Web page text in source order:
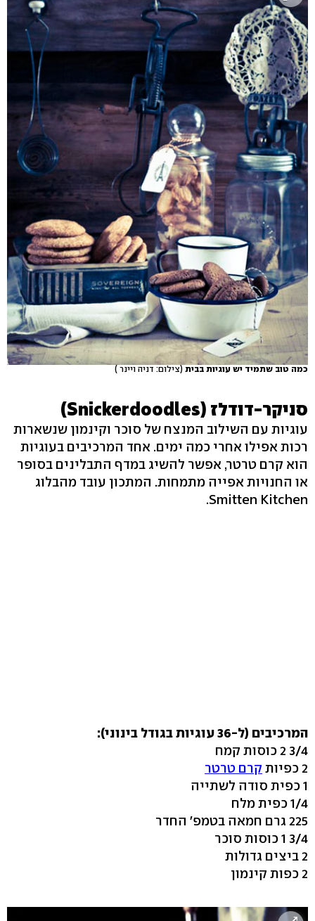
כמה טוב שתמיד יש עוגיות בבית (צילום: דניה ויינר )
סניקר-דודלז (Snickerdoodles)
עוגיות עם השילוב המנצח של סוכר וקינמון שנשארות
רכות אפילו אחרי כמה ימים. אחד המרכיבים בעוגיות
הוא קרם טרטר, אפשר להשיג במדף התבלינים בסופר
או החנויות אפייה מתמחות. המתכון עובד מהבלוג
Smitten Kitchen.
המרכיבים (ל-36 עוגיות בגודל בינוני):
3/4 2 כוסות קמח
2 כפיות
קרם טרטר
1 כפית סודה לשתייה
1/4 כפית מלח
225 גרם חמאה בטמפ' החדר
3/4 1 כוסות סוכר
2 ביצים גדולות
2 כפות קינמון